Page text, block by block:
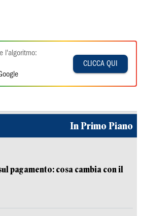
l'algoritmo:
CLICCA QUI
In Primo Piano
pagamento: cosa cambia con il